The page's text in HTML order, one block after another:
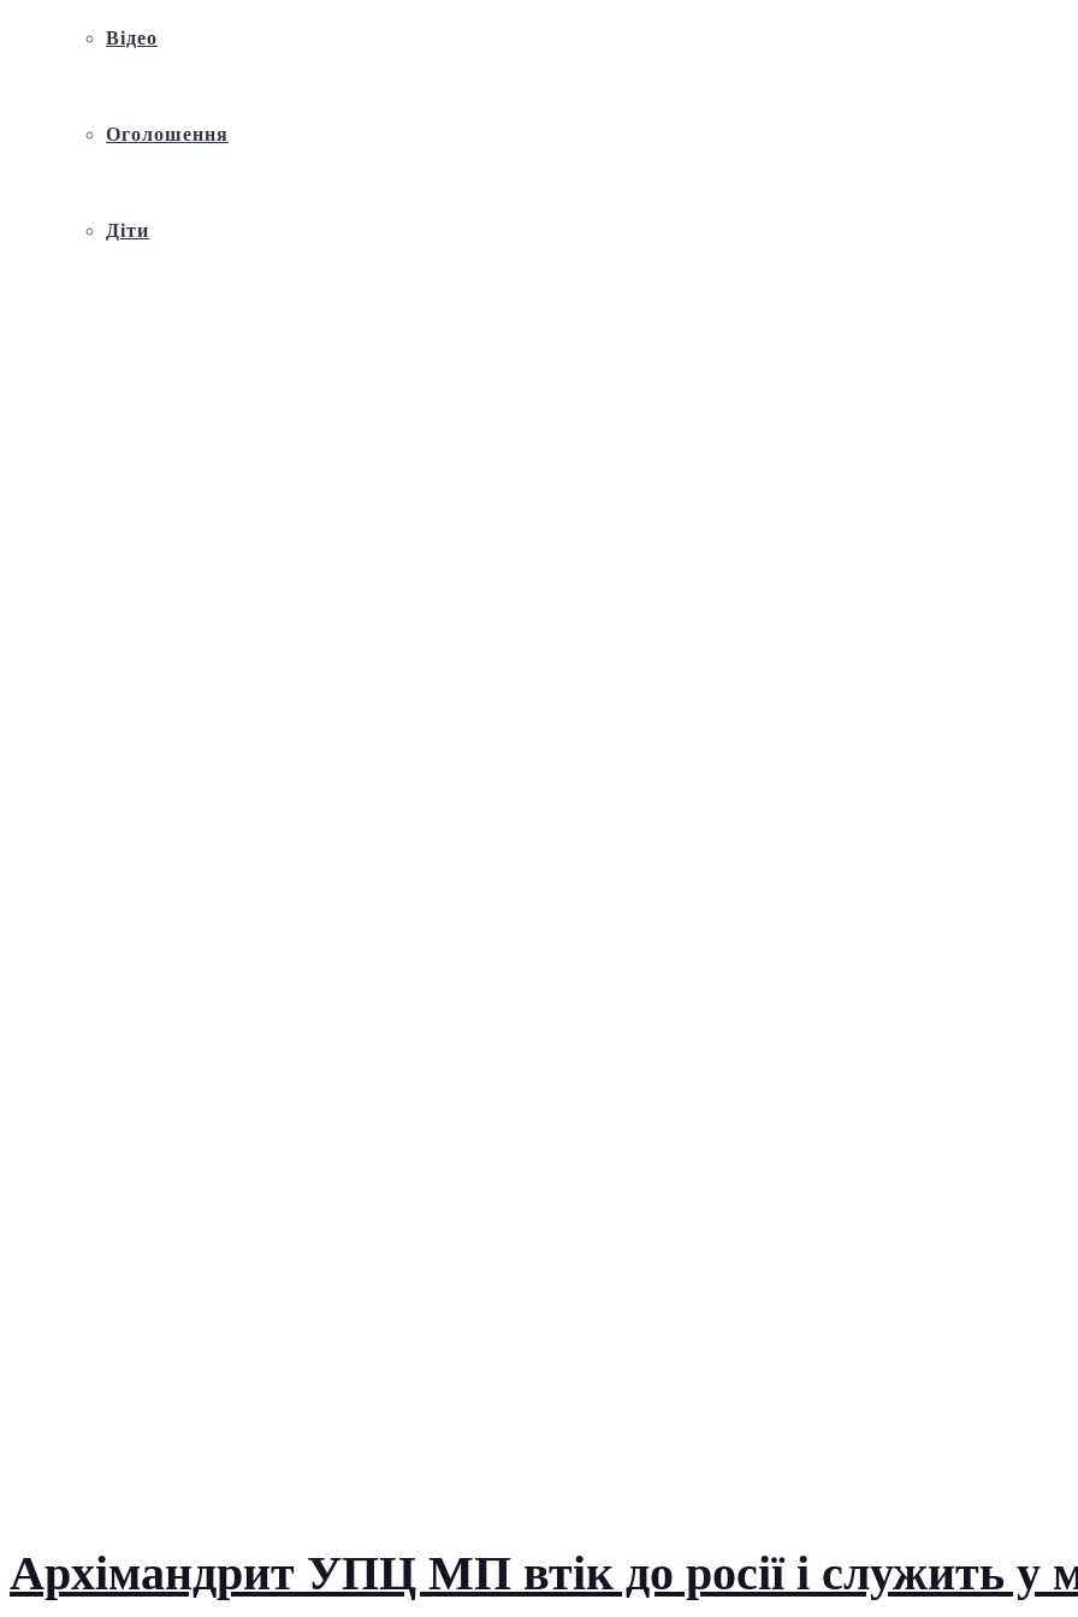
Відео
Оголошення
Діти
Архімандрит УПЦ МП втік до росії і служить у